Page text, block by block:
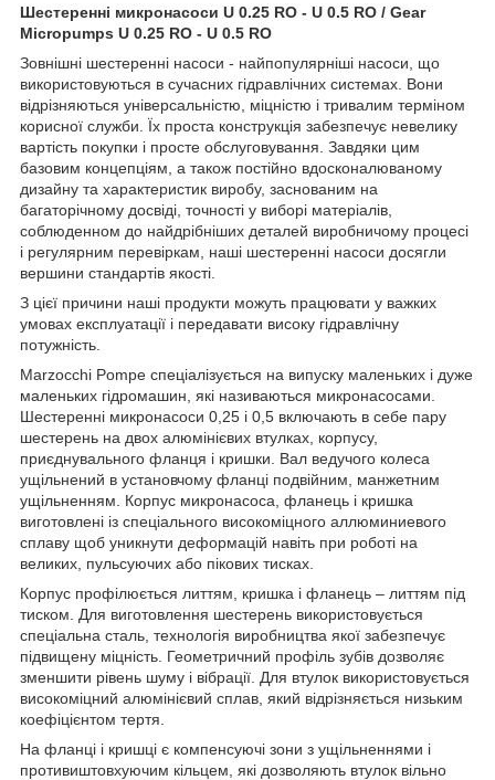
Шестеренні микронасоси U 0.25 RO - U 0.5 RO / Gear
Micropumps U 0.25 RO - U 0.5 RO
Зовнішні шестеренні насоси - найпопулярніші насоси, що
використовуються в сучасних гідравлічних системах. Вони
відрізняються універсальністю, міцністю і тривалим терміном
корисної служби. Їх проста конструкція забезпечує невелику
вартість покупки і просте обслуговування. Завдяки цим
базовим концепціям, а також постійно вдосконалюваному
дизайну та характеристик виробу, заснованим на
багаторічному досвіді, точності у виборі матеріалів,
соблюденном до найдрібніших деталей виробничому процесі
і регулярним перевіркам, наші шестеренні насоси досягли
вершини стандартів якості.
З цієї причини наші продукти можуть працювати у важких
умовах експлуатації і передавати високу гідравлічну
потужність.
Marzocchi Pompe спеціалізується на випуску маленьких і дуже
маленьких гідромашин, які називаються микронасосами.
Шестеренні микронасоси 0,25 і 0,5 включають в себе пару
шестерень на двох алюмінієвих втулках, корпусу,
приєднувального фланця і кришки. Вал ведучого колеса
ущільнений в установчому фланці подвійним, манжетним
ущільненням. Корпус микронасоса, фланець і кришка
виготовлені із спеціального високоміцного аллюминиевого
сплаву щоб уникнути деформацій навіть при роботі на
великих, пульсуючих або пікових тисках.
Корпус профілюється литтям, кришка і фланець – литтям під
тиском. Для виготовлення шестерень використовується
спеціальна сталь, технологія виробництва якої забезпечує
підвищену міцність. Геометричний профіль зубів дозволяє
зменшити рівень шуму і вібрації. Для втулок використовується
високоміцний алюмінієвий сплав, який відрізняється низьким
коефіцієнтом тертя.
На фланці і кришці є компенсуючі зони з ущільненнями і
противиштовхуючим кільцем, які дозволяють втулок вільно